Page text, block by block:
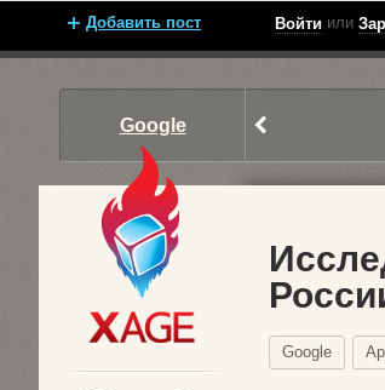
Добавить пост Войти или
Google
Google